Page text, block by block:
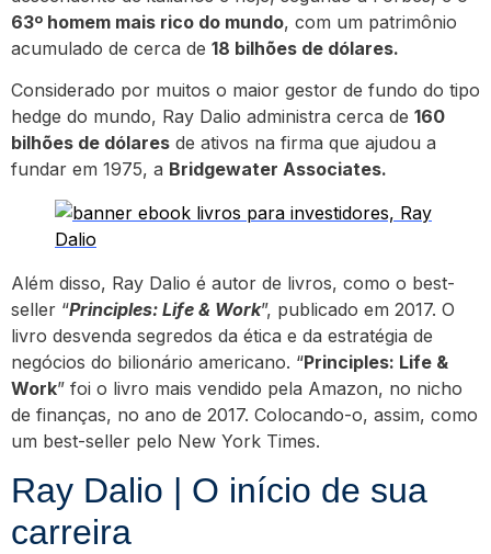
63º homem mais rico do mundo, com um patrimônio
acumulado de cerca de 18 bilhões de dólares.
Considerado por muitos o maior gestor de fundo do tipo
hedge do mundo, Ray Dalio administra cerca de 160
bilhões de dólares de ativos na firma que ajudou a
fundar em 1975, a Bridgewater Associates.
Além disso, Ray Dalio é autor de livros, como o best-
seller “Principles: Life & Work”, publicado em 2017. O
livro desvenda segredos da ética e da estratégia de
negócios do bilionário americano. “Principles: Life &
Work” foi o livro mais vendido pela Amazon, no nicho
de finanças, no ano de 2017. Colocando-o, assim, como
um best-seller pelo New York Times.
Ray Dalio | O início de sua
carreira